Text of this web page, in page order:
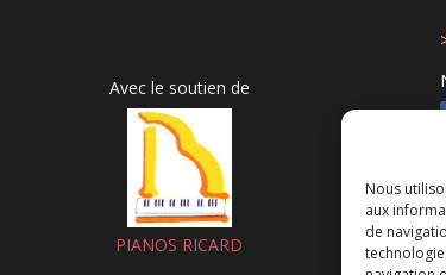
Nous
aux
de
Avec le soutien de
PIANOS RICARD